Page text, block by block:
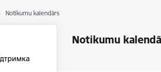
Notikumu kalendārs
Notikumu